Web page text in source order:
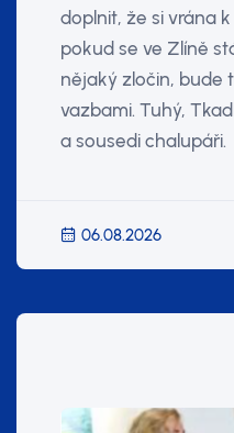
doplnit, že si vrána
pokud se ve Zlíně
nějaký zločin, bude
vazbami. Tuhý,
a sousedi chalupáři.
06.08.2026